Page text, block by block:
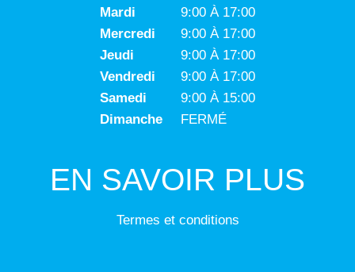
Mardi
9:00 À 17:00
Mercredi
9:00 À 17:00
Jeudi
9:00 À 17:00
Vendredi
9:00 À 17:00
Samedi
9:00 À 15:00
Dimanche
FERMÉ
EN SAVOIR PLUS
Termes et conditions